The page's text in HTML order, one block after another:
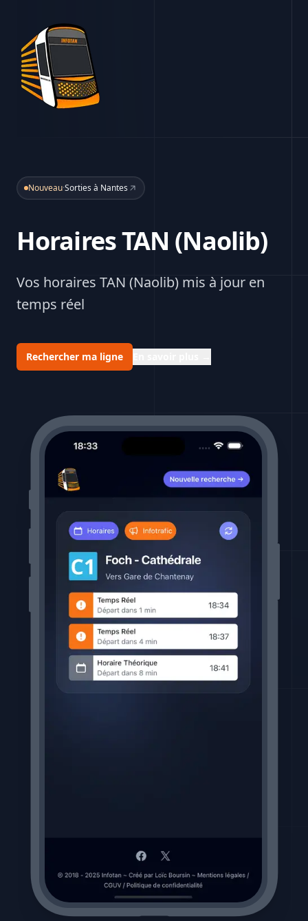
Nouveau·Sorties à Nantes
Horaires TAN (Naolib)
Vos horaires TAN (Naolib) mis à jour en
temps réel
Rechercher ma ligne